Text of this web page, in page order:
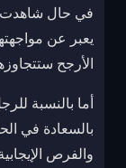
في حال شاهدت
يعبر عن
الأرجح
أما بالنسبة
بالسعادة في
والفرص